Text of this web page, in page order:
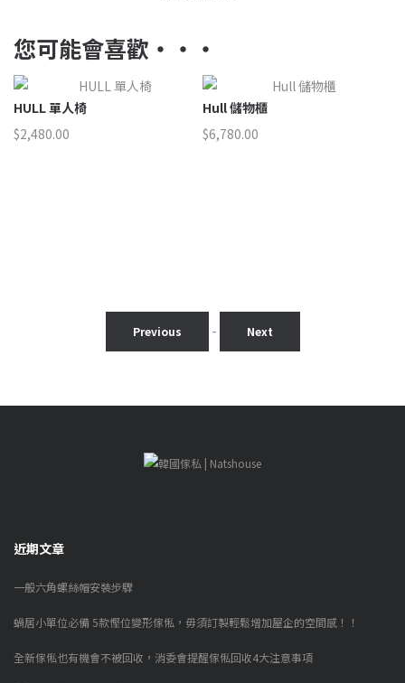
您可能會喜歡‧‧‧
Hull 儲物櫃
Wood Lab 餐椅 – 櫻桃木
Previous - Next
近期文章
一般六角螺絲帽安裝步驟
蝸居小單位必備 5款慳位變形傢俬，毋須訂製輕鬆增加屋企的空間感！！
全新傢俬也有機會不被回收，消委會提醒傢俬回收4大注意事項